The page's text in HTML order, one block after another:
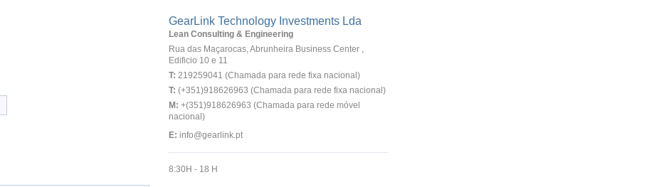
GearLink Technology Investments Lda
Lean Consulting & Engineering
Rua das Maçarocas, Abrunheira Business Center ,
Edificio 10 e 11
T: 219259041 (Chamada para rede fixa nacional)
T: (+351)918626963 (Chamada para rede fixa nacional)
M: +(351)918626963 (Chamada para rede móvel
nacional)
E: info@gearlink.pt
8:30H - 18 H